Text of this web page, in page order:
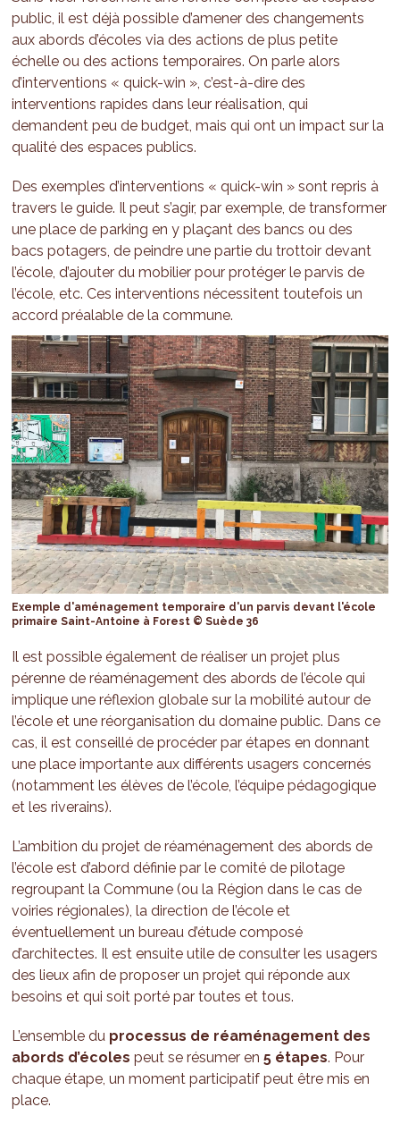
public, il est déjà possible d’amener des changements
aux abords d’écoles via des actions de plus petite
échelle ou des actions temporaires. On parle alors
d’interventions « quick-win », c’est-à-dire des
interventions rapides dans leur réalisation, qui
demandent peu de budget, mais qui ont un impact sur la
qualité des espaces publics.
Des exemples d’interventions « quick-win » sont repris à
travers le guide. Il peut s’agir, par exemple, de transformer
une place de parking en y plaçant des bancs ou des
bacs potagers, de peindre une partie du trottoir devant
l’école, d’ajouter du mobilier pour protéger le parvis de
l’école, etc. Ces interventions nécessitent toutefois un
accord préalable de la commune.
Exemple d'aménagement temporaire d'un parvis devant l'école
primaire Saint-Antoine à Forest © Suède 36
Il est possible également de réaliser un projet plus
pérenne de réaménagement des abords de l’école qui
implique une réflexion globale sur la mobilité autour de
l’école et une réorganisation du domaine public. Dans ce
cas, il est conseillé de procéder par étapes en donnant
une place importante aux différents usagers concernés
(notamment les élèves de l’école, l’équipe pédagogique
et les riverains).
L’ambition du projet de réaménagement des abords de
l’école est d’abord définie par le comité de pilotage
regroupant la Commune (ou la Région dans le cas de
voiries régionales), la direction de l’école et
éventuellement un bureau d’étude composé
d’architectes. Il est ensuite utile de consulter les usagers
des lieux afin de proposer un projet qui réponde aux
besoins et qui soit porté par toutes et tous.
L’ensemble du processus de réaménagement des
abords d’écoles peut se résumer en5 étapes. Pour
chaque étape, un moment participatif peut être mis en
place.